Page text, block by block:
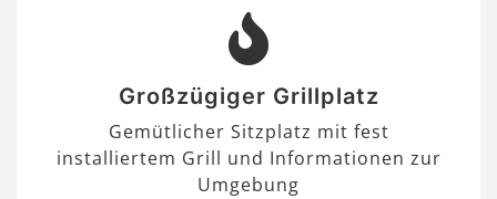
Großzügiger Grillplatz
Gemütlicher Sitzplatz mit fest
installiertem Grill und Informationen zur
Umgebung